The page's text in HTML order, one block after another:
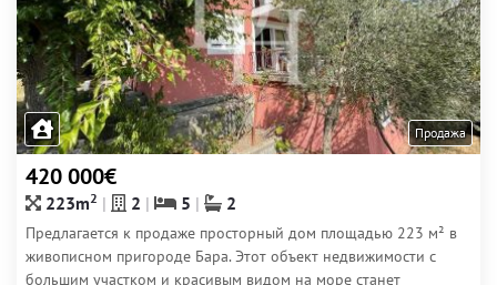
Продажа
420 000€
223m2 2 5 2
Предлагается к продаже просторный дом площадью 223 м² в
живописном пригороде Бара. Этот объект недвижимости с
большим участком и красивым видом на море станет